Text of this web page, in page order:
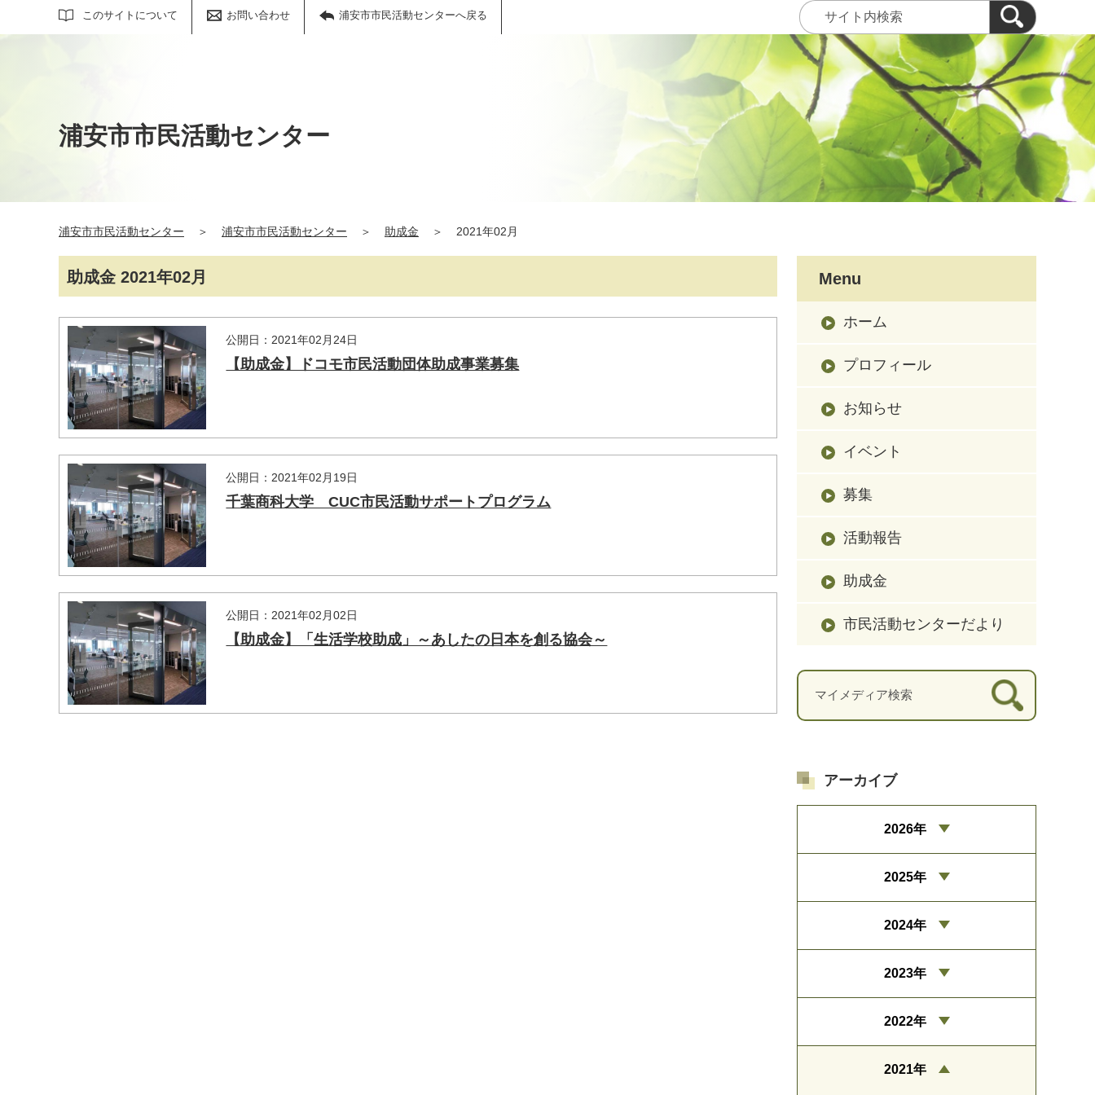
このサイトについて お問い合わせ 浦安市市民活動センターへ戻る
サイト内検索
浦安市市民活動センター
浦安市市民活動センター ＞ 浦安市市民活動センター ＞ 助成金 ＞ 2021年02月
助成金 2021年02月
公開日：2021年02月24日
【助成金】ドコモ市民活動団体助成事業募集
公開日：2021年02月19日
千葉商科大学 CUC市民活動サポートプログラム
公開日：2021年02月02日
【助成金】「生活学校助成」～あしたの日本を創る協会～
Menu
ホーム
プロフィール
お知らせ
イベント
募集
活動報告
助成金
市民活動センターだより
マイメディア検索
アーカイブ
2026年
2025年
2024年
2023年
2022年
2021年